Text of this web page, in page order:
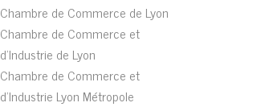
Chambre de Commerce de Lyon
Chambre de Commerce et
d'Industrie de Lyon
Chambre de Commerce et
d'Industrie Lyon Métropole